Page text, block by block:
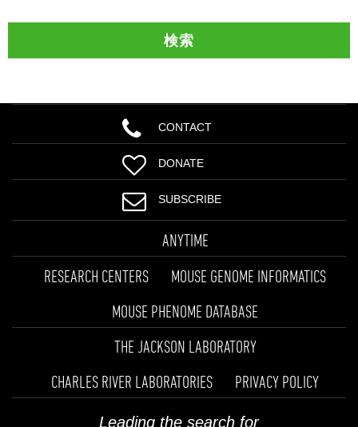
CONTACT
DONATE
SUBSCRIBE
ANYTIME
RESEARCH CENTERS
MOUSE GENOME INFORMATICS
MOUSE PHENOME DATABASE
THE JACKSON LABORATORY
CHARLES RIVER LABORATORIES
PRIVACY POLICY
Leading the search for